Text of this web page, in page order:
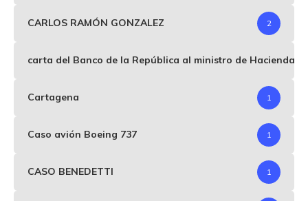
CARLOS RAMÓN GONZALEZ 2
carta del Banco de la República al ministro de Hacienda
Cartagena 1
Caso avión Boeing 737 1
CASO BENEDETTI 1